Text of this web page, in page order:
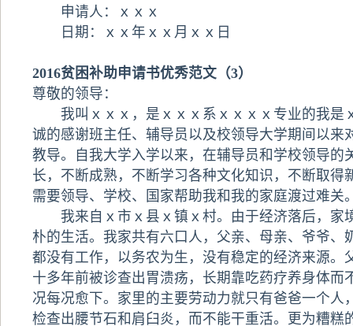
申请人：ｘｘｘ
日期：ｘｘ年ｘｘ月ｘｘ日
2016贫困补助申请书优秀范文（3）
尊敬的领导：
我叫ｘｘｘ，是ｘｘｘ系ｘｘｘｘ专业的我是
诚的感谢班主任、辅导员以及校领导大学期间以来
教导。自我大学入学以来，在辅导员和学校领导的
长，不断成熟，不断学习各种文化知识，不断取得
需要领导、学校、国家帮助我和我的家庭渡过难关
我来自ｘ市ｘ县ｘ镇ｘ村。由于经济落后，家
朴的生活。我家共有六口人，父亲、母亲、爷爷、
都没有工作，以务农为生，没有稳定的经济来源。
十多年前被诊查出胃溃疡，长期靠吃药疗养身体而
况每况愈下。家里的主要劳动力就只有爸爸一个人
检查出腰节石和肩臼炎，而不能干重活。更为糟糕